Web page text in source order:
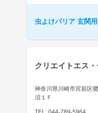
虫よけバリア 玄関
クリエイトエス
神奈川県川崎市宮前区
沼１Ｆ